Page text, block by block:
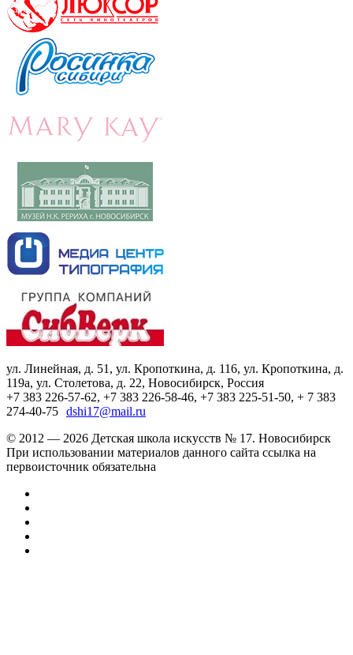
ул. Линейная, д. 51, ул. Кропоткина, д. 116, ул. Кропоткина, д.
119а, ул. Столетова, д. 22, Новосибирск, Россия
+7 383 226-57-62, +7 383 226-58-46, +7 383 225-51-50, + 7 383
274-40-75 dshi17@mail.ru
© 2012 — 2026 Детская школа искусств № 17. Новосибирск
При использовании материалов данного сайта ссылка на
первоисточник обязательна